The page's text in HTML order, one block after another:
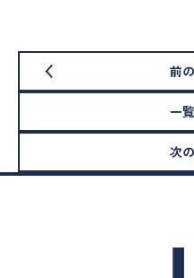
前
一
次